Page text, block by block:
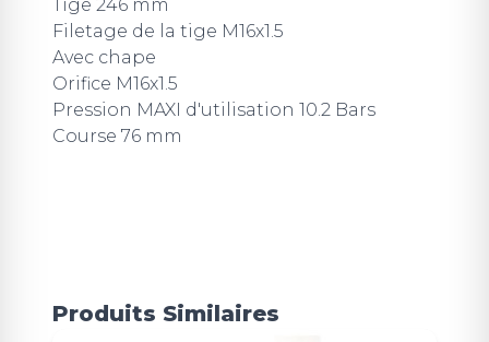
Tige 246 mm
Filetage de la tige M16x1.5
Avec chape
Orifice M16x1.5
Pression MAXI d'utilisation 10.2 Bars
Course 76 mm
Produits Similaires